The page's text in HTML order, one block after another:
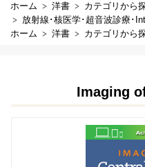
ホーム
洋書 カテゴリから
放射線･核医学･超音波診療･
ホーム
洋書 カテゴリから
Imaging